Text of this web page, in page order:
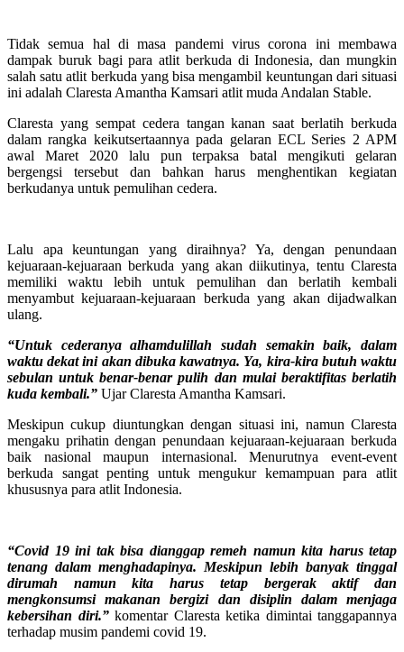
Tidak semua hal di masa pandemi virus corona ini membawa
dampak buruk bagi para atlit berkuda di Indonesia, dan mungkin
salah satu atlit berkuda yang bisa mengambil keuntungan dari situasi
ini adalah Claresta Amantha Kamsari atlit muda Andalan Stable.
Claresta yang sempat cedera tangan kanan saat berlatih berkuda
dalam rangka keikutsertaannya pada gelaran ECL Series 2 APM
awal Maret 2020 lalu pun terpaksa batal mengikuti gelaran
bergengsi tersebut dan bahkan harus menghentikan kegiatan
berkudanya untuk pemulihan cedera.
Lalu apa keuntungan yang diraihnya? Ya, dengan penundaan
kejuaraan-kejuaraan berkuda yang akan diikutinya, tentu Claresta
memiliki waktu lebih untuk pemulihan dan berlatih kembali
menyambut kejuaraan-kejuaraan berkuda yang akan dijadwalkan
ulang.
“Untuk cederanya alhamdulillah sudah semakin baik, dalam
waktu dekat ini akan dibuka kawatnya. Ya, kira-kira butuh waktu
sebulan untuk benar-benar pulih dan mulai beraktifitas berlatih
kuda kembali.” Ujar Claresta Amantha Kamsari.
Meskipun cukup diuntungkan dengan situasi ini, namun Claresta
mengaku prihatin dengan penundaan kejuaraan-kejuaraan berkuda
baik nasional maupun internasional. Menurutnya event-event
berkuda sangat penting untuk mengukur kemampuan para atlit
khususnya para atlit Indonesia.
“Covid 19 ini tak bisa dianggap remeh namun kita harus tetap
tenang dalam menghadapinya. Meskipun lebih banyak tinggal
dirumah namun kita harus tetap bergerak aktif dan
mengkonsumsi makanan bergizi dan disiplin dalam menjaga
kebersihan diri.” komentar Claresta ketika dimintai tanggapannya
terhadap musim pandemi covid 19.